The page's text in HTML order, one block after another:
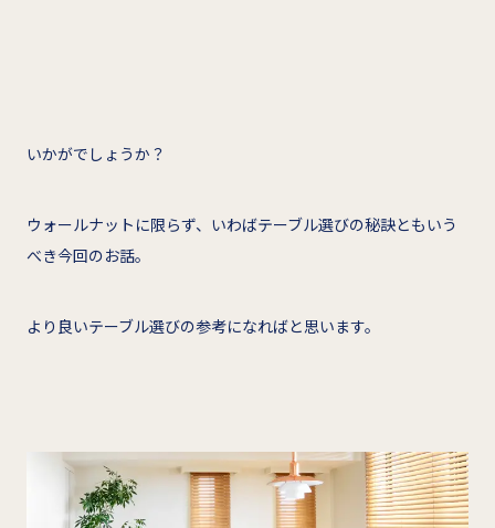
いかがでしょうか？
ウォールナットに限らず、いわばテーブル選びの秘訣ともいう
べき今回のお話。
より良いテーブル選びの参考になればと思います。